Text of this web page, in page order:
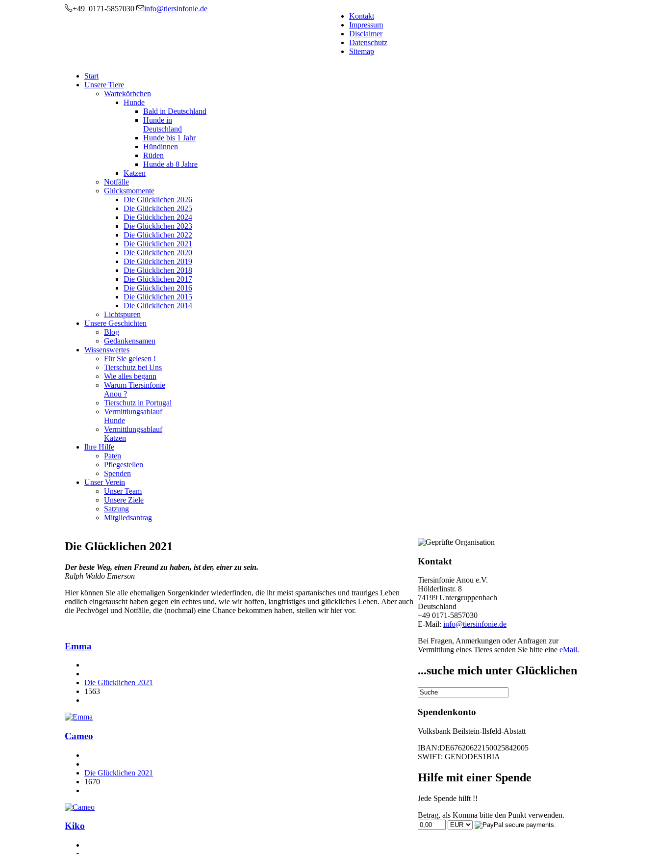
+49 0171-5857030 info@tiersinfonie.de
Kontakt
Impressum
Disclaimer
Datenschutz
Sitemap
Start
Unsere Tiere
Wartekörbchen
Hunde
Bald in Deutschland
Hunde in
Deutschland
Hunde bis 1 Jahr
Hündinnen
Rüden
Hunde ab 8 Jahre
Katzen
Notfälle
Glücksmomente
Die Glücklichen 2026
Die Glücklichen 2025
Die Glücklichen 2024
Die Glücklichen 2023
Die Glücklichen 2022
Die Glücklichen 2021
Die Glücklichen 2020
Die Glücklichen 2019
Die Glücklichen 2018
Die Glücklichen 2017
Die Glücklichen 2016
Die Glücklichen 2015
Die Glücklichen 2014
Lichtspuren
Unsere Geschichten
Blog
Gedankensamen
Wissenswertes
Für Sie gelesen !
Tierschutz bei Uns
Wie alles begann
Warum Tiersinfonie
Anou ?
Tierschutz in Portugal
Vermittlungsablauf
Hunde
Vermittlungsablauf
Katzen
Ihre Hilfe
Paten
Pflegestellen
Spenden
Unser Verein
Unser Team
Unsere Ziele
Satzung
Mitgliedsantrag
Die Glücklichen 2021
Der beste Weg, einen Freund zu haben, ist der, einer zu sein.
Ralph Waldo Emerson
Hier können Sie alle ehemaligen Sorgenkinder wiederfinden, die ihr meist spartanisches und trauriges Leben
endlich eingetauscht haben gegen ein echtes und, wie wir hoffen, langfristiges und glückliches Leben. Aber auch
die Pechvögel und Notfälle, die (nochmal) eine Chance bekommen haben, stellen wir hier vor.
Emma
Die Glücklichen 2021
1563
Cameo
Die Glücklichen 2021
1670
Kiko
Kontakt
Tiersinfonie Anou e.V.
Hölderlinstr. 8
74199 Untergruppenbach
Deutschland
+49 0171-5857030
E-Mail: info@tiersinfonie.de
Bei Fragen, Anmerkungen oder Anfragen zur
Vermittlung eines Tieres senden Sie bitte eine eMail.
...suche mich unter Glücklichen
Spendenkonto
Volksbank Beilstein-Ilsfeld-Abstatt
IBAN:DE67620622150025842005
SWIFT: GENODES1BIA
Hilfe mit einer Spende
Jede Spende hilft !!
Betrag, als Komma bitte den Punkt verwenden.